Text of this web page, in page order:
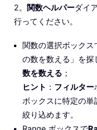
2。 関数ヘルパーダイ
行ってください。
関数の選択ボックス
の数を数える」を探
数を数える ；
ヒント ： フィルター
ボックスに特定の単
絞り込めます。